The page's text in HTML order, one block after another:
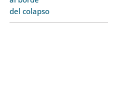
del colapso